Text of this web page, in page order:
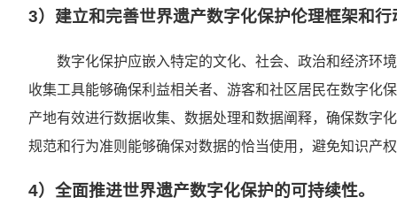
3）建立和完善世界遗产数字化保护伦理框架和行
数字化保护应嵌入特定的文化、社会、政治和经济环
收集工具能够确保利益相关者、游客和社区居民在数字化
产地有效进行数据收集、数据处理和数据阐释，确保数字
规范和行为准则能够确保对数据的恰当使用，避免知识产
4）全面推进世界遗产数字化保护的可持续性。